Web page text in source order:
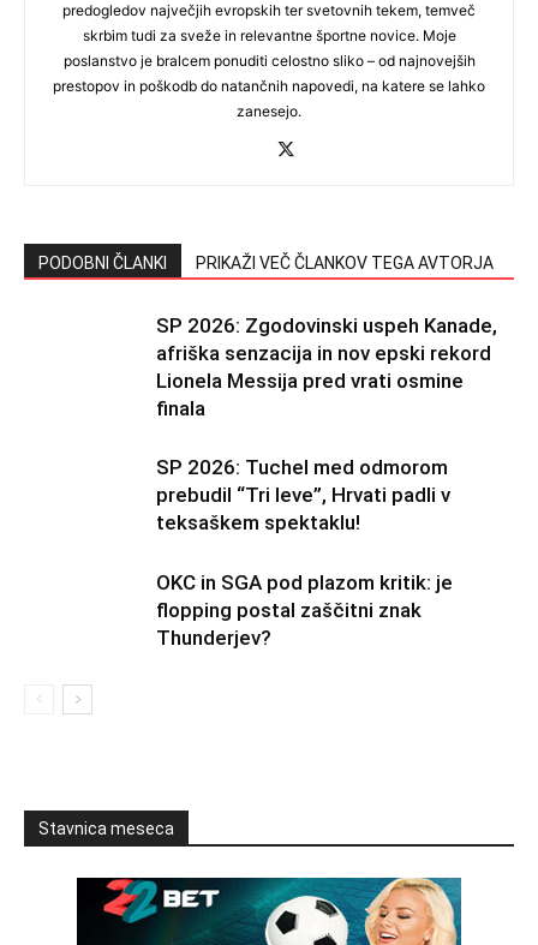
predogledov največjih evropskih ter svetovnih tekem, temveč
skrbim tudi za sveže in relevantne športne novice. Moje
poslanstvo je bralcem ponuditi celostno sliko – od najnovejših
prestopov in poškodb do natančnih napovedi, na katere se lahko
zanesejo.
PODOBNI ČLANKI PRIKAŽI VEČ ČLANKOV TEGA AVTORJA
SP 2026: Zgodovinski uspeh Kanade,
afriška senzacija in nov epski rekord
Lionela Messija pred vrati osmine
finala
SP 2026: Tuchel med odmorom
prebudil “Tri leve”, Hrvati padli v
teksaškem spektaklu!
OKC in SGA pod plazom kritik: je
flopping postal zaščitni znak
Thunderjev?
Stavnica meseca